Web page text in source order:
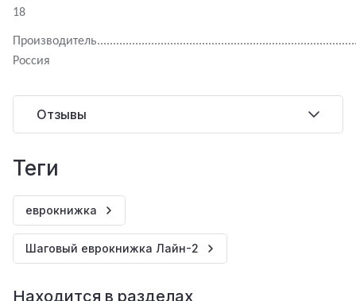
18
Россия
Отзывы
теги
еврокнижка
Шаговый еврокнижка Лайн-2
Находится в разделах